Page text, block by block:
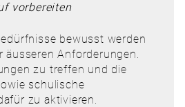
vorbereiten
bewusst werden
äusseren Anforderungen.
zu treffen und die
schulische
zu aktivieren.